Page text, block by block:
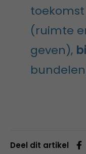
(ruimte
geven),
Deel dit artikel